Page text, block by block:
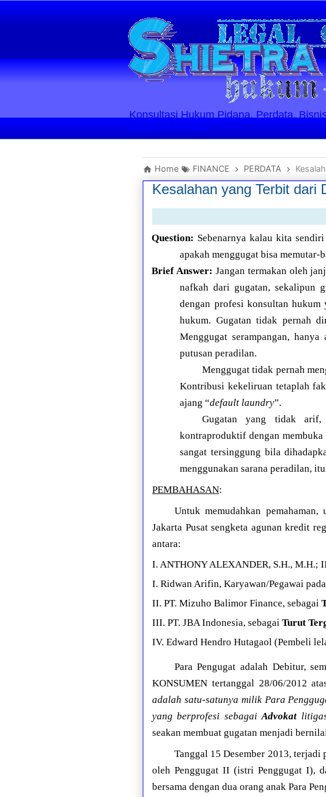
Konsultasi Hukum Pidana, Perdata,
Layanan Berlaku
Home FINANCE PERDATA
Kesalahan yang Terbit dari
Question: Sebenarnya kalau kita
apakah menggugat bisa memutar-
Brief Answer: Jangan termakan oleh
nafkah dari gugatan, sekalipun
dengan profesi konsultan hukum
hukum. Gugatan tidak pernah
Menggugat serampangan,
putusan peradilan.
Menggugat tidak pernah
Kontribusi kekeliruan tetaplah
ajang “default laundry”.
Gugatan yang tidak arif,
kontraproduktif dengan
sangat tersinggung bila
menggunakan sarana peradilan,
PEMBAHASAN:
Untuk memudahkan
Jakarta Pusat sengketa agunan kredit
antara:
I. ANTHONY ALEXANDER, S.H., M.H.;
I. Ridwan Arifin, Karyawan/Pegawai
II. PT. Mizuho Balimor Finance, sebagai
III. PT. JBA Indonesia, sebagai Turut
IV. Edward Hendro Hutagaol (Pembeli
Para Pengugat adalah Debitur,
KONSUMEN tertanggal 28/06/2012
adalah satu-satunya milik Para
yang berprofesi sebagaiAdvokat
seakan membuat gugatan menjadi
Tanggal 15 Desember 2013,
oleh Penggugat II (istri Penggugat I),
bersama dengan dua orang anak Para